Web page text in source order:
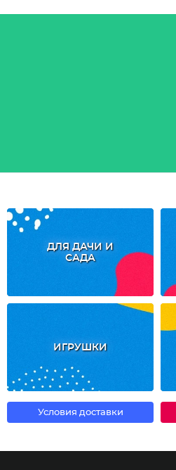
ДЛЯ ДАЧИ И
САДА
ИГРУШКИ
Условия доставки